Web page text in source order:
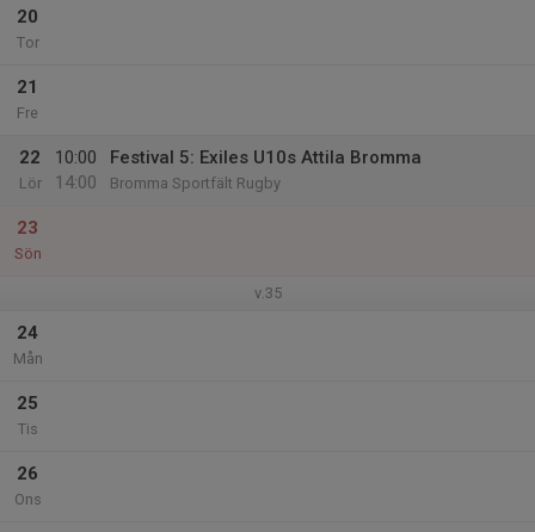
20
Tor
21
Fre
22
Lör
10:00
14:00
Festival 5: Exiles U10s Attila Bromma
Bromma Sportfält Rugby
23
Sön
v.35
24
Mån
25
Tis
26
Ons